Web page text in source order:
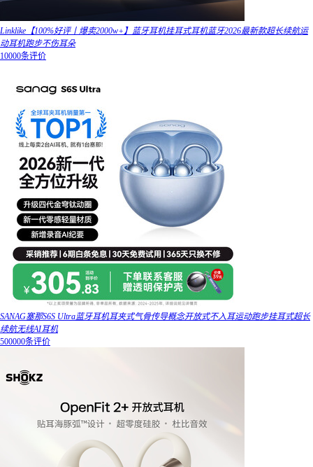
Linklike【100%好评丨爆卖2000w+】蓝牙耳机挂耳式耳机蓝牙2026最新款超长续航运
动耳机跑步不伤耳朵
10000条评价
SANAG塞那S6S Ultra蓝牙耳机耳夹式气骨传导概念开放式不入耳运动跑步挂耳式超长
续航无线AI耳机
500000条评价